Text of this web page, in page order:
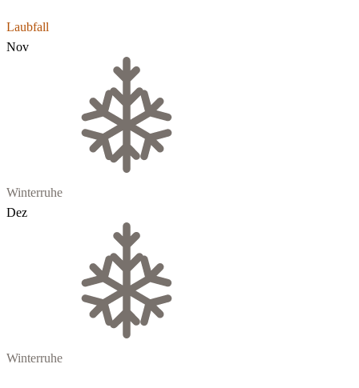
Laubfall
Nov
Winterruhe
Dez
Winterruhe